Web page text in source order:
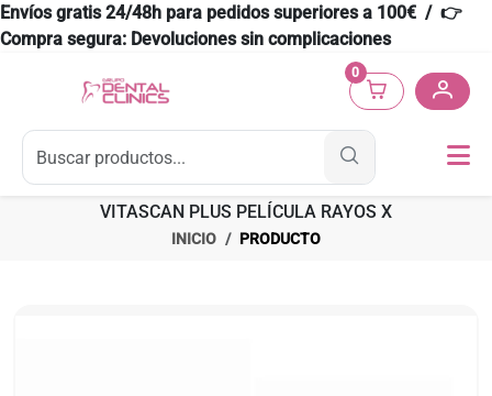
Envíos gratis 24/48h para pedidos superiores a 100€ / 👉
Compra segura: Devoluciones sin complicaciones
0
VITASCAN PLUS PELÍCULA RAYOS X
INICIO PRODUCTO